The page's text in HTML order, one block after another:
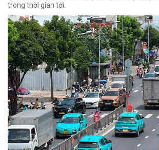
trong thời gian tới.